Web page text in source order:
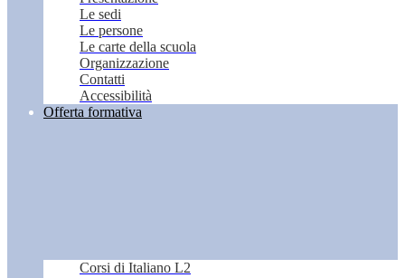
Le sedi
Le persone
Le carte della scuola
Organizzazione
Contatti
Accessibilità
Offerta formativa
Corsi di Italiano L2